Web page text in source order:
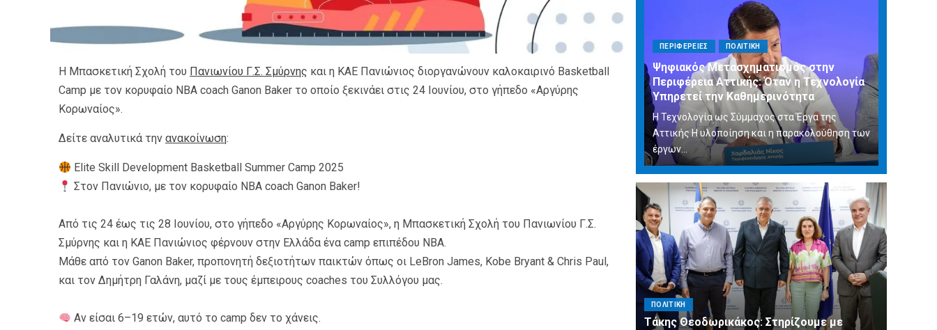
Η Μπασκετική Σχολή του Πανιωνίου Γ.Σ. Σμύρνης και η ΚΑΕ Πανιώνιος διοργανώνουν καλοκαιρινό Basketball
Camp με τον κορυφαίο NBA coach Ganon Baker το οποίο ξεκινάει στις 24 Ιουνίου, στο γήπεδο «Αργύρης
Κορωναίος».
Δείτε αναλυτικά την ανακοίνωση:
Elite Skill Development Basketball Summer Camp 2025
Στον Πανιώνιο, με τον κορυφαίο NBA coach Ganon Baker!
Από τις 24 έως τις 28 Ιουνίου, στο γήπεδο «Αργύρης Κορωναίος», η Μπασκετική Σχολή του Πανιωνίου Γ.Σ.
Σμύρνης και η ΚΑΕ Πανιώνιος φέρνουν στην Ελλάδα ένα camp επιπέδου NBA.
Μάθε από τον Ganon Baker, προπονητή δεξιοτήτων παικτών όπως οι LeBron James, Kobe Bryant & Chris Paul,
και τον Δημήτρη Γαλάνη, μαζί με τους έμπειρους coaches του Συλλόγου μας.
Αν είσαι 6–19 ετών, αυτό το camp δεν το χάνεις.
ΠΕΡΙΦΕΡΕΙΕΣ ΠΟΛΙΤΙΚΗ
Ψηφιακός Μετασχηματισμός στην
Περιφέρεια Αττικής: Όταν η Τεχνολογία
Υπηρετεί την Καθημερινότητα
Η Τεχνολογία ως Σύμμαχος στα Έργα της
Αττικής Η υλοποίηση και η παρακολούθηση των
έργων...
ΠΟΛΙΤΙΚΗ
Τάκης Θεοδωρικάκος: Στηρίζουμε με